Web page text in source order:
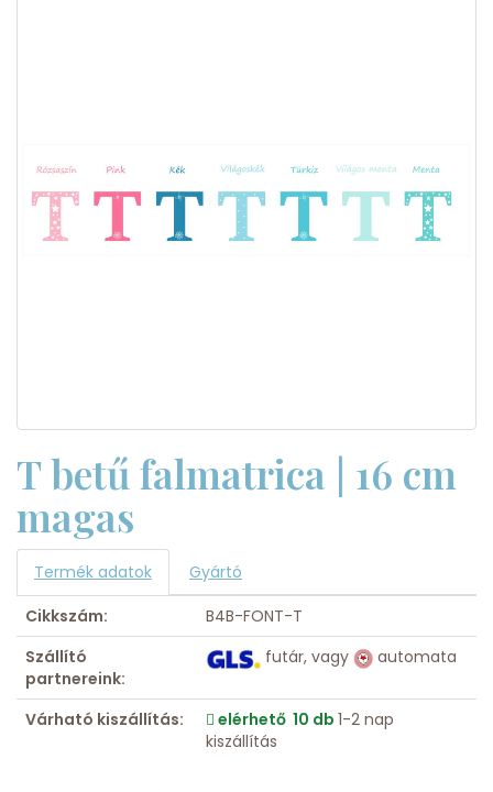
T betű falmatrica | 16 cm
magas
Termék adatok
Gyártó
Cikkszám:
B4B-FONT-T
Szállító
partnereink:
futár, vagy automata
Várható kiszállítás: elérhető 10 db 1-2 nap
kiszállítás